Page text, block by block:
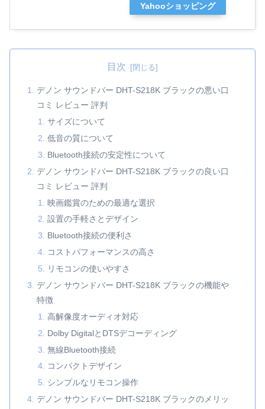
Yahooショッピング
目次
デノン サウンドバー DHT-S218K ブラックの悪い口
コミ レビュー 評判
サイズについて
低音の質について
Bluetooth接続の安定性について
デノン サウンドバー DHT-S218K ブラックの良い口
コミ レビュー 評判
映画鑑賞のための最適な選択
設置の手軽さとデザイン
Bluetooth接続の便利さ
コストパフォーマンスの高さ
リモコンの使いやすさ
デノン サウンドバー DHT-S218K ブラックの機能や
特徴
高解像度オーディオ対応
Dolby DigitalとDTSデコーディング
無線Bluetooth接続
コンパクトデザイン
シンプルなリモコン操作
デノン サウンドバー DHT-S218K ブラックのメリッ